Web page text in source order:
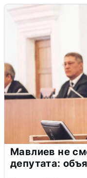
Мавлиев не
депутата: